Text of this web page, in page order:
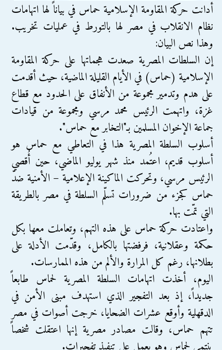
أدانت حركة المقاومة الإسلامية حماس في بياناً لها اتهامات
نظام الانقلاب في مصر لها بالتورط في عمليات تخريب.
وهذا نص البيان:
إن السلطات المصرية صعدت هجماتها على حركة المقاومة
الإسلامية (حماس) في الأيام القليلة الماضية، حيث أقدمت
على هدم وتدمير مجموعة من الأنفاق على الحدود مع قطاع
غزة، واتهمت الرئيس محمد مرسي ومجموعة من قيادات
جماعة الإخوان المسلمين بـ"التخابر مع حماس".
أسلوب السلطة المصرية هذا في التعاطي مع حماس هو
أسلوب قديم، اعتُمد منذ شهر يوليو الماضي، حين أُقصي
الرئيس مرسي، وتحركت الماكينة الإعلامية – الأمنية ضدّ
حماس كجزء من ضرورات تسلّم السلطة في مصر بالطريقة
التي تمّت بها.
واعتادت حركة حماس على هذه التهم، وتعاملت معها بكل
حكمة وعقلانية، فرفضتها بالكامل، وقدّمت الأدلة على
بطلانها، رغم كل المرارة والألم من هذه الممارسات.
اليوم، أخذت اتهامات السلطة المصرية لحماس طابعاً
جديداً، إذ بعد التفجير الذي استهدف مبنى الأمن في
الدقهلية وأوقع عشرات الضحايا، خرجت أصوات في مصر
تتهم حماس، وقالت مصادر مصرية إنها اعتقلت شخصاً